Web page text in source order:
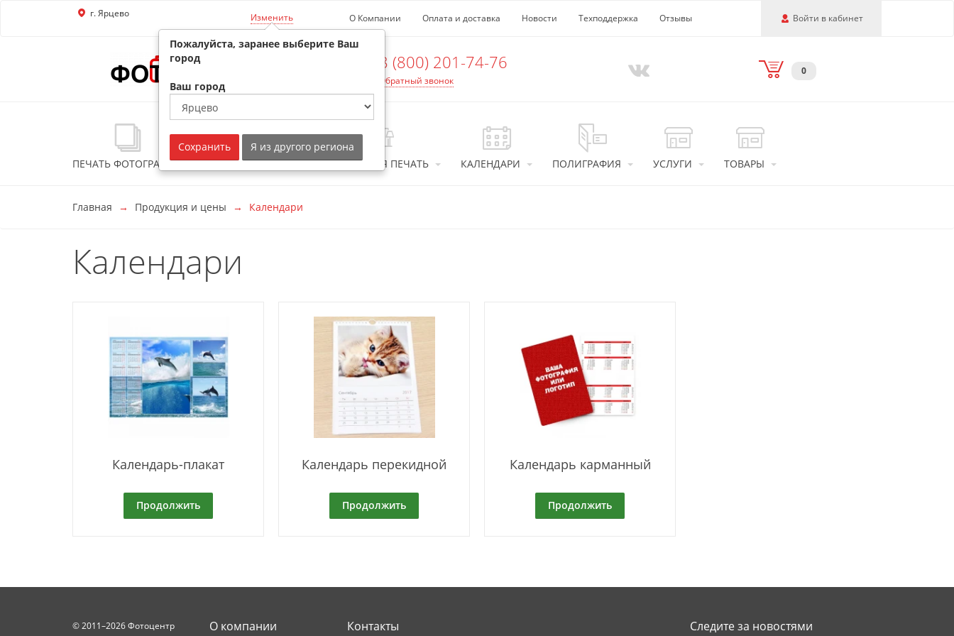
Перейти к основной информации
г. Ярцево Изменить О Компании Оплата и доставка Новости Техподдержка Отзывы Войти в кабинет
8 (800) 201-74-76
Обратный звонок
0
ПЕЧАТЬ ФОТОГРАФИЙ ФОТОСУВЕНИРЫ ИНТЕРЬЕРНАЯ ПЕЧАТЬ КАЛЕНДАРИ ПОЛИГРАФИЯ УСЛУГИ ТОВАРЫ
Главная Продукция и цены Календари
Календари
Календарь-плакат
Продолжить
Календарь перекидной
Продолжить
Календарь карманный
Продолжить
© 2011–2026 Фотоцентр О компании Контакты Следите за новостями
Пожалуйста, заранее выберите Ваш
город
Ваш город
Сохранить Я из другого региона